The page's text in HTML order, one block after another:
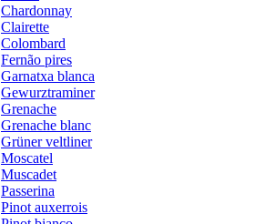
Chardonnay
Clairette
Colombard
Fernão pires
Garnatxa blanca
Gewurztraminer
Grenache
Grenache blanc
Grüner veltliner
Moscatel
Muscadet
Passerina
Pinot auxerrois